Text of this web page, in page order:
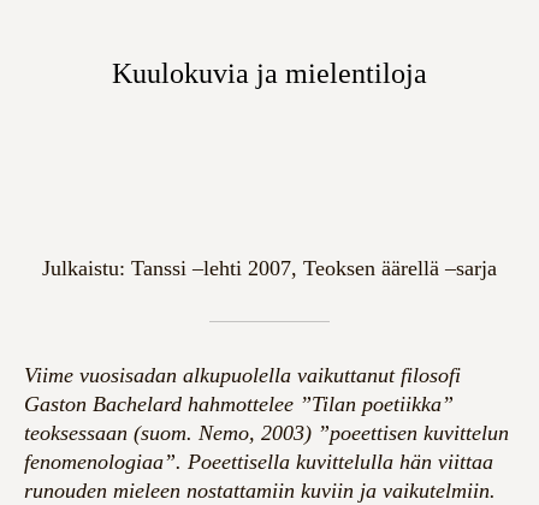
Kuulokuvia ja mielentiloja
Julkaistu: Tanssi –lehti 2007, Teoksen äärellä –sarja
Viime vuosisadan alkupuolella vaikuttanut filosofi
Gaston Bachelard hahmottelee ”Tilan poetiikka”
teoksessaan (suom. Nemo, 2003) ”poeettisen kuvittelun
fenomenologiaa”. Poeettisella kuvittelulla hän viittaa
runouden mieleen nostattamiin kuviin ja vaikutelmiin.